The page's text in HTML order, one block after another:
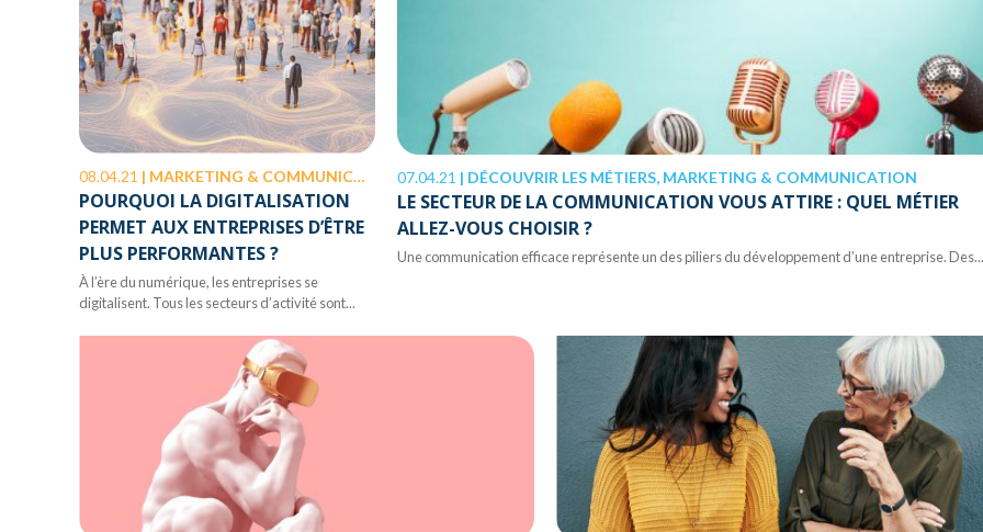
08.04.21 | MARKETING & COMMUNICATION
POURQUOI LA DIGITALISATION
PERMET AUX ENTREPRISES D’ÊTRE
PLUS PERFORMANTES ?
À l’ère du numérique, les entreprises se
digitalisent. Tous les secteurs d’activité sont...
07.04.21 | DÉCOUVRIR LES MÉTIERS, MARKETING & COMMUNICATION
LE SECTEUR DE LA COMMUNICATION VOUS ATTIRE : QUEL MÉTIER
ALLEZ-VOUS CHOISIR ?
Une communication efficace représente un des piliers du développement d’une entreprise. Des...